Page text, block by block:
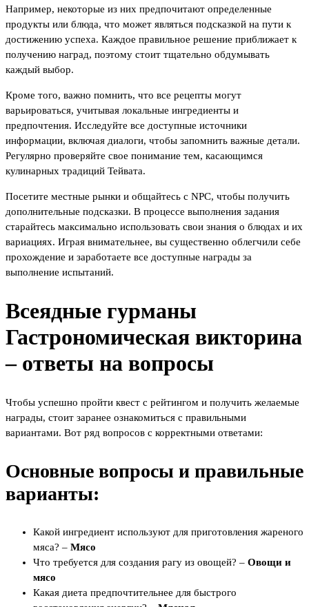
Например, некоторые из них предпочитают определенные
продукты или блюда, что может являться подсказкой на пути к
достижению успеха. Каждое правильное решение приближает к
получению наград, поэтому стоит тщательно обдумывать
каждый выбор.
Кроме того, важно помнить, что все рецепты могут
варьироваться, учитывая локальные ингредиенты и
предпочтения. Исследуйте все доступные источники
информации, включая диалоги, чтобы запомнить важные детали.
Регулярно проверяйте свое понимание тем, касающимся
кулинарных традиций Тейвата.
Посетите местные рынки и общайтесь с NPC, чтобы получить
дополнительные подсказки. В процессе выполнения задания
старайтесь максимально использовать свои знания о блюдах и их
вариациях. Играя внимательнее, вы существенно облегчили себе
прохождение и заработаете все доступные награды за
выполнение испытаний.
Всеядные гурманы
Гастрономическая викторина
– ответы на вопросы
Чтобы успешно пройти квест с рейтингом и получить желаемые
награды, стоит заранее ознакомиться с правильными
вариантами. Вот ряд вопросов с корректными ответами:
Основные вопросы и правильные
варианты:
Какой ингредиент используют для приготовления жареного
мяса? – Мясо
Что требуется для создания рагу из овощей? – Овощи и
мясо
Какая диета предпочтительнее для быстрого